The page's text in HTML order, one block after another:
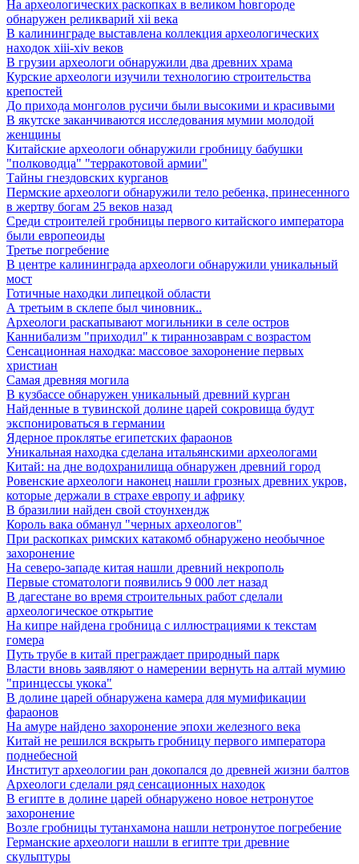
Hа археологических раскопках в великом hовгороде
обнаружен реликварий xii века
В калининграде выставлена коллекция археологических
находок xiii-xiv веков
В грузии археологи обнаружили два древних храма
Курские археологи изучили технологию строительства
крепостей
До прихода монголов русичи были высокими и красивыми
В якутске заканчиваются исследования мумии молодой
женщины
Китайские археологи обнаружили гробницу бабушки
"полководца" "терракотовой армии"
Тайны гнездовских курганов
Пермские археологи обнаружили тело ребенка, принесенного
в жертву богам 25 веков назад
Среди строителей гробницы первого китайского императора
были европеоиды
Третье погребение
В центре калининграда археологи обнаружили уникальный
мост
Готичные находки липецкой области
А третьим в склепе был чиновник..
Археологи раскапывают могильники в селе остров
Каннибализм "приходил" к тираннозаврам с возрастом
Сенсационная находка: массовое захоронение первых
христиан
Самая древняя могила
В кузбассе обнаружен уникальный древний курган
Найденные в тувинской долине царей сокровища будут
экспонироваться в германии
Ядерное проклятье египетских фараонов
Уникальная находка сделана итальянскими археологами
Китай: на дне водохранилища обнаружен древний город
Ровенские археологи наконец нашли грозных древних укров,
которые держали в страхе европу и африку
В бразилии найден свой стоунхендж
Король вака обманул "черных археологов"
При раскопках римских катакомб обнаружено необычное
захоронение
На северо-западе китая нашли древний некрополь
Первые стоматологи появились 9 000 лет назад
В дагестане во время строительных работ сделали
археологическое открытие
На кипре найдена гробница с иллюстрациями к текстам
гомера
Путь трубе в китай преграждает природный парк
Власти вновь заявляют о намерении вернуть на алтай мумию
"принцессы укока"
В долине царей обнаружена камера для мумификации
фараонов
На амуре найдено захоронение эпохи железного века
Китай не решился вскрыть гробницу первого императора
поднебесной
Институт археологии ран докопался до древней жизни балтов
Археологи сделали ряд сенсационных находок
В египте в долине царей обнаружено новое нетронутое
захоронение
Возле гробницы тутанхамона нашли нетронутое погребение
Германские археологи нашли в египте три древние
скульптуры